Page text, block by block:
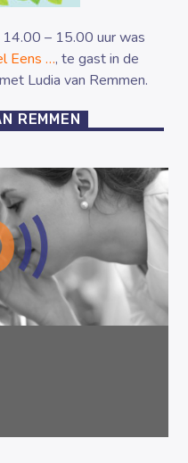
– 15.00 uur was
Eens …, te gast in de
Ludia van Remmen.
REMMEN